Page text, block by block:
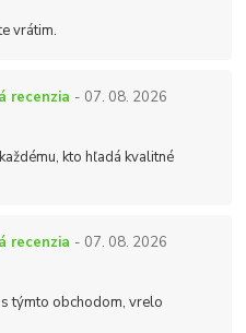
vrátim.
recenzia - 07. 08. 2026
kto hľadá kvalitné
recenzia - 07. 08. 2026
týmto obchodom, vrelo